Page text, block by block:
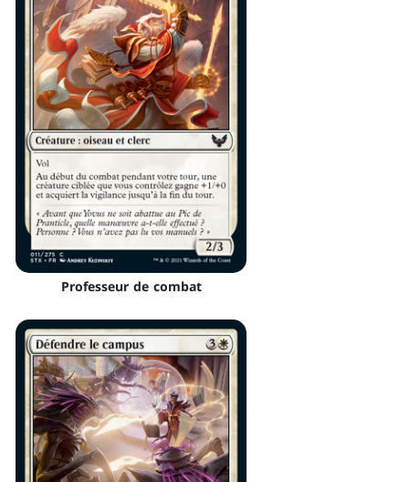
Professeur de combat